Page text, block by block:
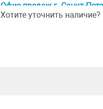
Офис продаж г. Санкт-
г. Санкт-Петербург, ул. Ивана
Хотите уточнить наличие?